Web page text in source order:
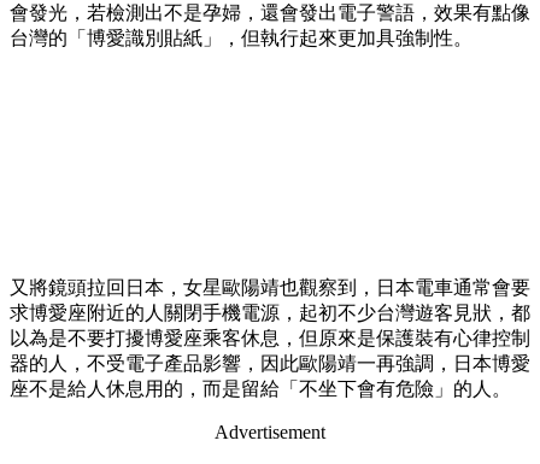
會發光，若檢測出不是孕婦，還會發出電子警語，效果有點像
台灣的「博愛識別貼紙」，但執行起來更加具強制性。
又將鏡頭拉回日本，女星歐陽靖也觀察到，日本電車通常會要
求博愛座附近的人關閉手機電源，起初不少台灣遊客見狀，都
以為是不要打擾博愛座乘客休息，但原來是保護裝有心律控制
器的人，不受電子產品影響，因此歐陽靖一再強調，日本博愛
座不是給人休息用的，而是留給「不坐下會有危險」的人。
Advertisement